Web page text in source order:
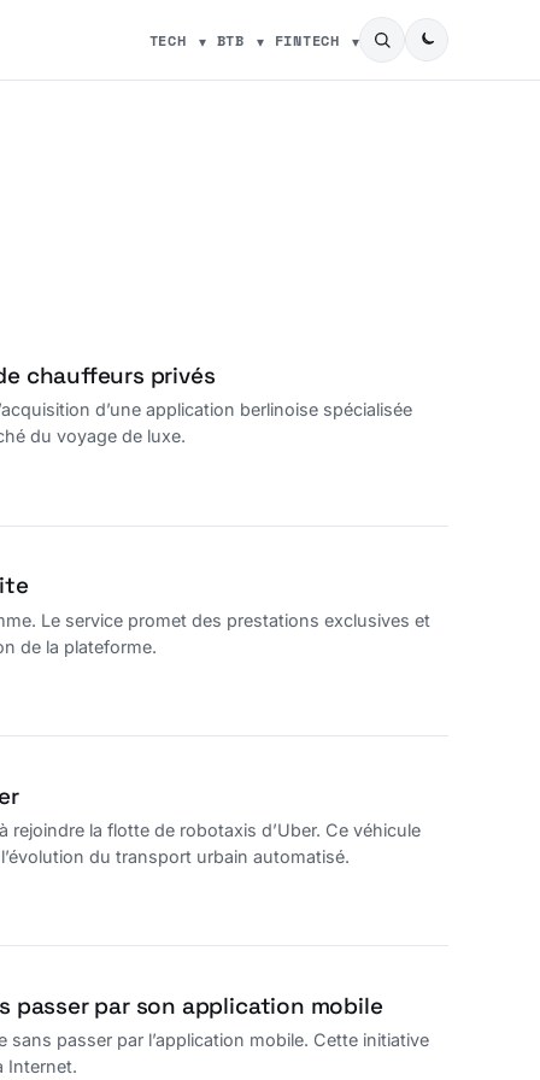
TECH BTB FINTECH
chauffeurs privés
d’une application berlinoise spécialisée
du voyage de luxe.
Le service promet des prestations exclusives et
de la plateforme.
la flotte de robotaxis d’Uber. Ce véhicule
du transport urbain automatisé.
passer par son application mobile
passer par l’application mobile. Cette initiative
Internet.